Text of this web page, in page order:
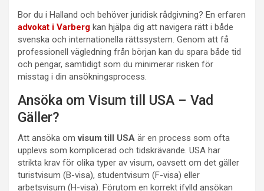
Bor du i Halland och behöver juridisk rådgivning? En erfaren
advokat i Varberg kan hjälpa dig att navigera rätt i både
svenska och internationella rättssystem. Genom att få
professionell vägledning från början kan du spara både tid
och pengar, samtidigt som du minimerar risken för
misstag i din ansökningsprocess.
Ansöka om Visum till USA – Vad
Gäller?
Att ansöka omvisum till USA är en process som ofta
upplevs som komplicerad och tidskrävande. USA har
strikta krav för olika typer av visum, oavsett om det gäller
turistvisum (B-visa), studentvisum (F-visa) eller
arbetsvisum (H-visa). Förutom en korrekt ifylld ansökan